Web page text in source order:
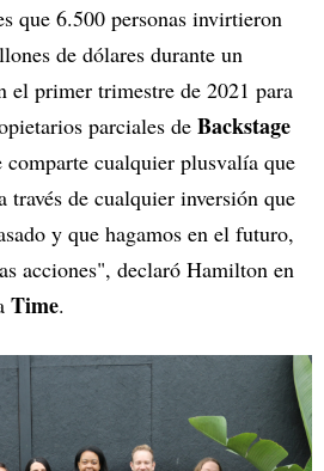
que 6.500 personas invirtieron
de dólares durante un
el primer trimestre de 2021 para
parciales de Backstage
comparte cualquier plusvalía que
través de cualquier inversión que
y que hagamos en el futuro,
acciones", declaró Hamilton en
Time.